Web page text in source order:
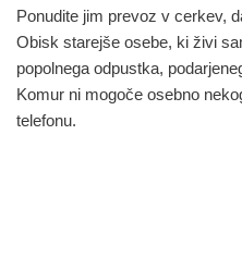
Ponudite jim prevoz v cerkev,
Obisk starejše osebe, ki živi
popolnega odpustka,
Komur ni mogoče osebno
telefonu.